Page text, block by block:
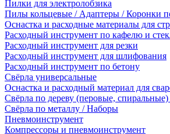
Пилки для электролобзика
Пилы кольцевые / Адаптеры / Коронки
Оснастка и расходные материалы для
Расходный инструмент по кафелю и
Расходный инструмент для резки
Расходный инструмент для шлифования
Расходный инструмент по бетону
Свёрла универсальные
Оснастка и расходный материал для
Свёрла по дереву (перовые,
Свёрла по металлу / Наборы
Пневмоинструмент
Компрессоры и пневмоинструмент